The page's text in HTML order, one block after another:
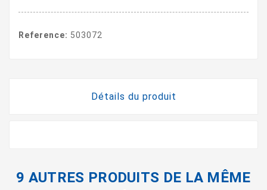
Reference: 503072
Détails du produit
9 AUTRES PRODUITS DE LA MÊME